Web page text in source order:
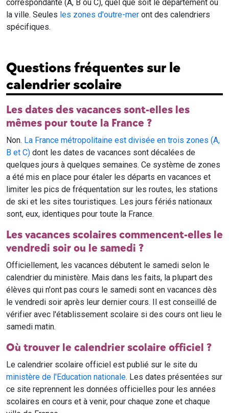
correspondante (A, B ou C), quel que soit le département ou
la ville. Seules les zones d'outre-mer ont des calendriers
spécifiques.
Questions fréquentes sur le
calendrier scolaire
Les dates des vacances sont-elles les
mêmes pour toute la France ?
Non. La France métropolitaine est divisée en trois zones (A,
B et C) dont les dates de vacances sont décalées de
quelques jours à quelques semaines. Ce système de zones
a été mis en place pour étaler les départs en vacances et
limiter les pics de fréquentation sur les routes, les stations
de ski et les sites touristiques. Les jours fériés nationaux
sont, eux, identiques pour toute la France.
Les vacances scolaires commencent-elles le
vendredi soir ou le samedi ?
Officiellement, les vacances débutent le samedi selon le
calendrier du ministère. Mais dans les faits, la plupart des
élèves qui n'ont pas cours le samedi sont en vacances dès
le vendredi soir après leur dernier cours. Il est conseillé de
vérifier avec l'établissement scolaire si des cours ont lieu le
samedi matin.
Où trouver le calendrier scolaire officiel ?
Le calendrier scolaire officiel est publié sur le site du
ministère de l'Education nationale. Les dates présentées sur
ce site reprennent les données officielles pour les années
scolaires en cours et à venir, pour chaque zone et chaque